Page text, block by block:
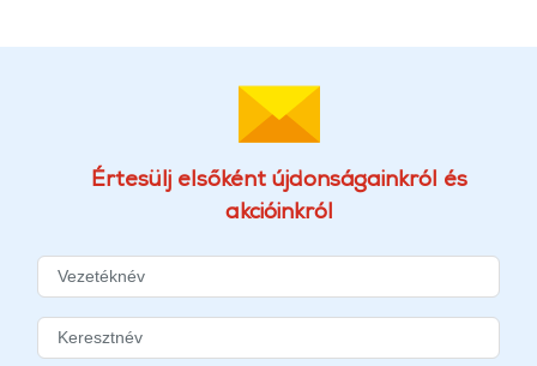
Értesülj elsőként újdonságainkról és
akcióinkról